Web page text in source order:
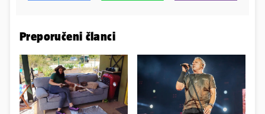
Preporučeni članci